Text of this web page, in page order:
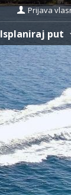
Prijava
Isplaniraj put